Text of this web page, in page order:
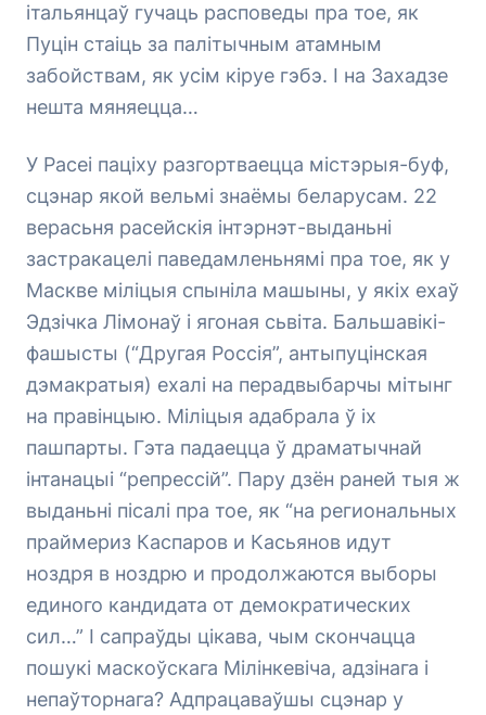
італьянцаў гучаць расповеды пра тое, як
Пуцін стаіць за палітычным атамным
забойствам, як усім кіруе гэбэ. І на Захадзе
нешта мяняецца…
У Расеі паціху разгортваецца містэрыя-буф,
сцэнар якой вельмі знаёмы беларусам. 22
верасьня расейскія інтэрнэт-выданьні
застракацелі паведамленьнямі пра тое, як у
Маскве міліцыя спыніла машыны, у якіх ехаў
Эдзічка Лімонаў і ягоная сьвіта. Бальшавікі-
фашысты (“Другая Россія”, антыпуцінская
дэмакратыя) ехалі на перадвыбарчы мітынг
на правінцыю. Міліцыя адабрала ў іх
пашпарты. Гэта падаецца ў драматычнай
інтанацыі “репрессій”. Пару дзён раней тыя ж
выданьні пісалі пра тое, як “на региональных
праймериз Каспаров и Касьянов идут
ноздря в ноздрю и продолжаются выборы
единого кандидата от демократических
сил…” І сапраўды цікава, чым скончацца
пошукі маскоўскага Мілінкевіча, адзінага і
непаўторнага? Адпрацаваўшы сцэнар у